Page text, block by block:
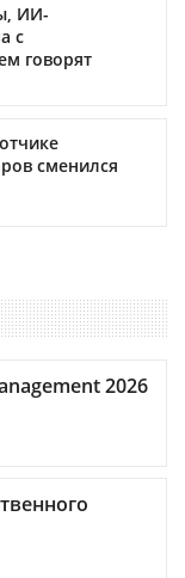
ИИ-
с
говорят
сменился
2026